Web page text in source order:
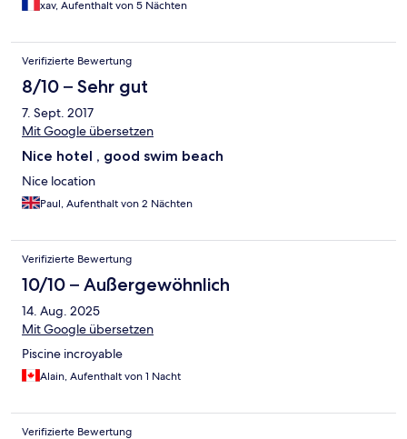
xav, Aufenthalt von 5 Nächten
Verifizierte Bewertung
8/10 – Sehr gut
7. Sept. 2017
Mit Google übersetzen
Nice hotel , good swim beach
Nice location
Paul, Aufenthalt von 2 Nächten
Verifizierte Bewertung
10/10 – Außergewöhnlich
14. Aug. 2025
Mit Google übersetzen
Piscine incroyable
Alain, Aufenthalt von 1 Nacht
Verifizierte Bewertung